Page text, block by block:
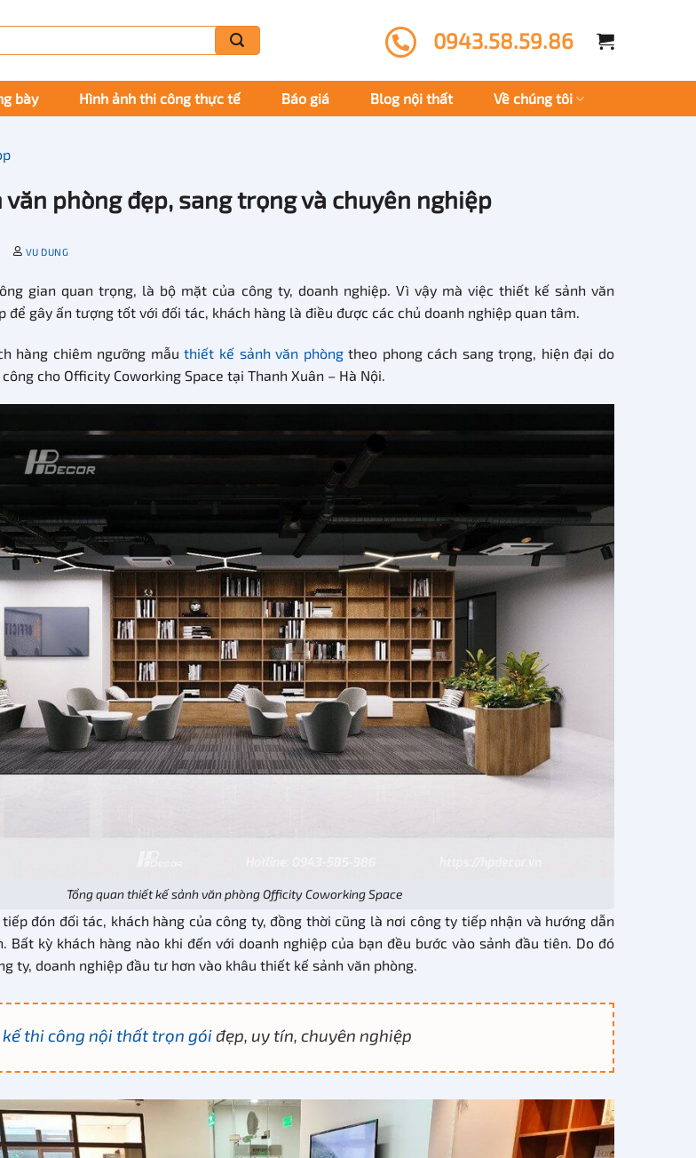
0943.58.59.86
bày Hình ảnh thi công thực tế Báo giá Blog nội thất Về chúng tôi
phòng đẹp, sang trọng và chuyên nghiệp
VU DUNG
gian quan trọng, là bộ mặt của công ty, doanh nghiệp. Vì vậy mà việc thiết kế sảnh văn
để gây ấn tượng tốt với đối tác, khách hàng là điều được các chủ doanh nghiệp quan tâm.
hàng chiêm ngưỡng mẫuthiết kế sảnh văn phòngtheo phong cách sang trọng, hiện đại do
cho Officity Coworking Space tại Thanh Xuân – Hà Nội.
Tổng quan thiết kế sảnh văn phòng Officity Coworking Space
đón đối tác, khách hàng của công ty, đồng thời cũng là nơi công ty tiếp nhận và hướng dẫn
Bất kỳ khách hàng nào khi đến với doanh nghiệp của bạn đều bước vào sảnh đầu tiên. Do đó
ty, doanh nghiệp đầu tư hơn vào khâu thiết kế sảnh văn phòng.
thi công nội thất trọn góiđẹp, uy tín, chuyên nghiệp